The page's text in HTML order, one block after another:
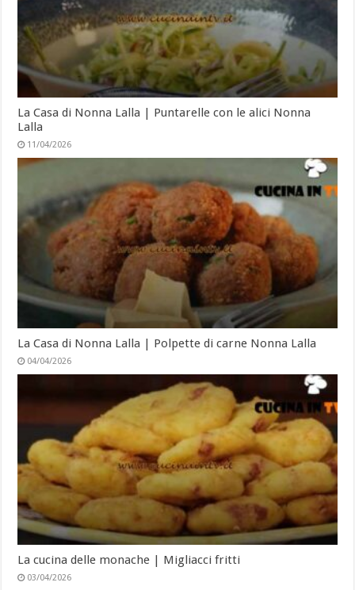
La Casa di Nonna Lalla | Puntarelle con le alici Nonna
Lalla
11/04/2026
La Casa di Nonna Lalla | Polpette di carne Nonna Lalla
04/04/2026
La cucina delle monache | Migliacci fritti
03/04/2026